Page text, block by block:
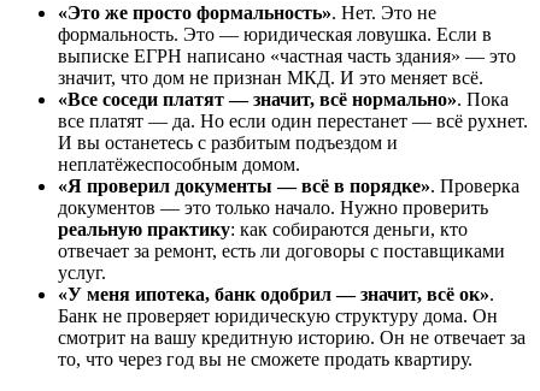
«Это же просто формальность». Нет. Это не
формальность. Это — юридическая ловушка. Если в
выписке ЕГРН написано «частная часть здания» — это
значит, что дом не признан МКД. И это меняет всё.
«Все соседи платят — значит, всё нормально». Пока
все платят — да. Но если один перестанет — всё рухнет.
И вы останетесь с разбитым подъездом и
неплатёжеспособным домом.
«Я проверил документы — всё в порядке». Проверка
документов — это только начало. Нужно проверить
реальную практику: как собираются деньги, кто
отвечает за ремонт, есть ли договоры с поставщиками
услуг.
«У меня ипотека, банк одобрил — значит, всё ок».
Банк не проверяет юридическую структуру дома. Он
смотрит на вашу кредитную историю. Он не отвечает за
то, что через год вы не сможете продать квартиру.